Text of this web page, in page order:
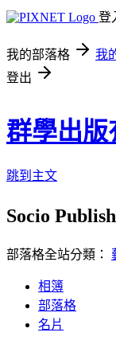
登
我的部落格 我
登出
群學出版
跳到主文
Socio
部落格全站分類：
相簿
部落格
名片